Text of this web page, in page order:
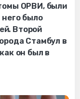
ОРВИ, были
него было
Второй
Стамбул в
он был в